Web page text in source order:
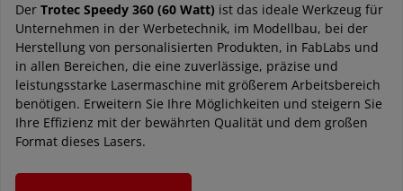
Der Trotec Speedy 360 (60 Watt) ist das ideale Werkzeug für
Unternehmen in der Werbetechnik, im Modellbau, bei der
Herstellung von personalisierten Produkten, in FabLabs und
in allen Bereichen, die eine zuverlässige, präzise und
leistungsstarke Lasermaschine mit größerem Arbeitsbereich
benötigen. Erweitern Sie Ihre Möglichkeiten und steigern Sie
Ihre Effizienz mit der bewährten Qualität und dem großen
Format dieses Lasers.